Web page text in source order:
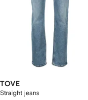
TOVE
Straight jeans